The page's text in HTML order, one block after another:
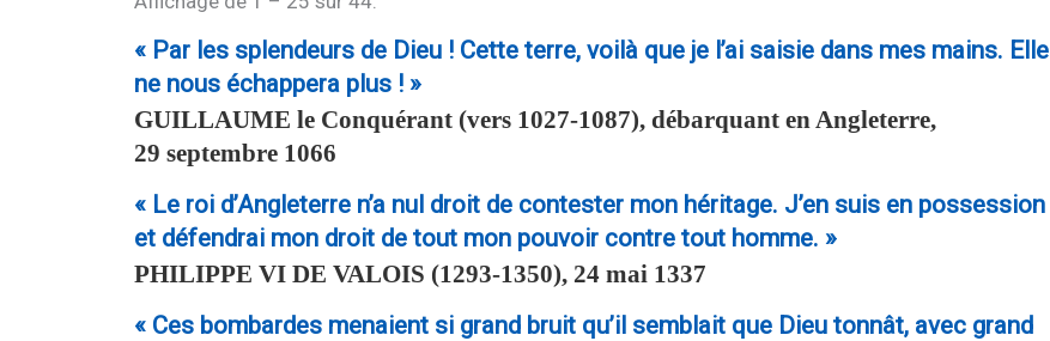
« Par les splendeurs de Dieu ! Cette terre, voilà que je l’ai saisie dans mes mains. Elle
ne nous échappera plus ! »
GUILLAUME le Conquérant (vers 1027-1087), débarquant en Angleterre,
29 septembre 1066
« Le roi d’Angleterre n’a nul droit de contester mon héritage. J’en suis en possession
et défendrai mon droit de tout mon pouvoir contre tout homme. »
PHILIPPE VI DE VALOIS (1293-1350), 24 mai 1337
« Ces bombardes menaient si grand bruit qu’il semblait que Dieu tonnât, avec grand